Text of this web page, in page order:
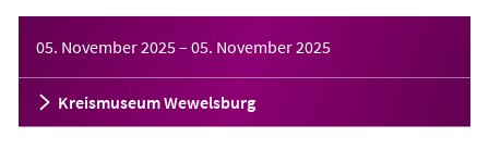
05. November 2025– 05. November 2025
Kreismuseum Wewelsburg